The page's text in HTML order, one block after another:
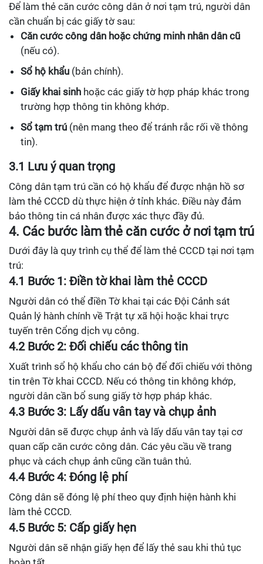
Để làm thẻ căn cước công dân ở nơi tạm trú, người dân
cần chuẩn bị các giấy tờ sau:
Căn cước công dân hoặc chứng minh nhân dân cũ
(nếu có).
Sổ hộ khẩu (bản chính).
Giấy khai sinh hoặc các giấy tờ hợp pháp khác trong
trường hợp thông tin không khớp.
Sổ tạm trú (nên mang theo để tránh rắc rối về thông
tin).
3.1 Lưu ý quan trọng
Công dân tạm trú cần có hộ khẩu để được nhận hồ sơ
làm thẻ CCCD dù thực hiện ở tỉnh khác. Điều này đảm
bảo thông tin cá nhân được xác thực đầy đủ.
4. Các bước làm thẻ căn cước ở nơi tạm trú
Dưới đây là quy trình cụ thể để làm thẻ CCCD tại nơi tạm
trú:
4.1 Bước 1: Điền tờ khai làm thẻ CCCD
Người dân có thể điền Tờ khai tại các Đội Cảnh sát
Quản lý hành chính về Trật tự xã hội hoặc khai trực
tuyến trên Cổng dịch vụ công.
4.2 Bước 2: Đối chiếu các thông tin
Xuất trình sổ hộ khẩu cho cán bộ để đối chiếu với thông
tin trên Tờ khai CCCD. Nếu có thông tin không khớp,
người dân cần bổ sung giấy tờ hợp pháp khác.
4.3 Bước 3: Lấy dấu vân tay và chụp ảnh
Người dân sẽ được chụp ảnh và lấy dấu vân tay tại cơ
quan cấp căn cước công dân. Các yêu cầu về trang
phục và cách chụp ảnh cũng cần tuân thủ.
4.4 Bước 4: Đóng lệ phí
Công dân sẽ đóng lệ phí theo quy định hiện hành khi
làm thẻ CCCD.
4.5 Bước 5: Cấp giấy hẹn
Người dân sẽ nhận giấy hẹn để lấy thẻ sau khi thủ tục